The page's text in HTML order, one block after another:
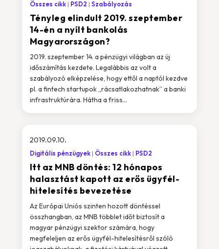
Tényleg elindult 2019. szeptember
14-én a nyílt bankolás
Magyarországon?
Összes cikk PSD2 Szabályozás
2019. szeptember 14. a pénzügyi világban az új
időszámítás kezdete. Legalábbis az volt a
szabályozó elképzelése, hogy ettől a naptól kezdve
pl. a fintech startupok „rácsatlakozhatnak” a banki
infrastruktúrára. Hátha a friss...
Itt az MNB döntés: 12 hónapos
halasztást kapott az erős ügyfél-
hitelesítés bevezetése
2019.09.10.
Digitális pénzügyek Összes cikk PSD2
Az Európai Uniós szinten hozott döntéssel
összhangban, az MNB többlet időt biztosít a
magyar pénzügyi szektor számára, hogy
megfeleljen az erős ügyfél-hitelesítésről szóló